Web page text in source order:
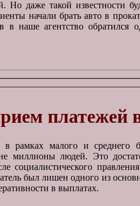
Но даже такой известности
начали брать авто в
в наше агентство обратился
платежей
в рамках малого и среднего
миллионы людей. Это
социалистического
был лишен одного из
в выплатах.